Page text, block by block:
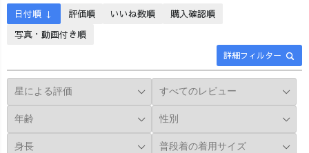
詳細フィルター
日付順 ↓ 評価順 いいね数順
購入確認順
写真・動画付き順